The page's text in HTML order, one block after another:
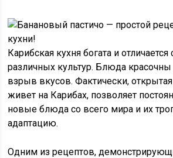
Карибская кухня богата и
различных культур. Блюда
взрыв вкусов. Фактически, открытая
живет на Карибах, позволяет
новые блюда со всего мира и их
адаптацию.
Одним из рецептов,